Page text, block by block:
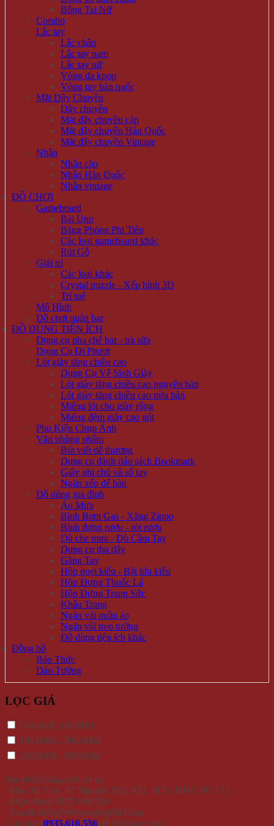
Bông Tai Nữ
Combo
Lắc tay
Lắc chân
Lắc tay nam
Lắc tay nữ
Vòng da kpop
Vòng tay hàn quốc
Mặt Dây Chuyền
Dây chuyền
Mặt dây chuyền cặp
Mặt dây chuyền Hàn Quốc
Mặt dây chuyền Vintage
Nhẫn
Nhẫn cặp
Nhẫn Hàn Quốc
Nhẫn vintage
ĐỒ CHƠI
Gameboard
Bài Uno
Bảng Phóng Phi Tiêu
Các loại gameboard khác
Rút Gỗ
Giải trí
Các loại khác
Crystal puzzle - Xếp hình 3D
Trí tuệ
Mô Hình
Đồ chơi quán bar
ĐỒ DÙNG TIỆN ÍCH
Dụng cụ pha chế bar - trà sữa
Dụng Cụ Đi Phượt
Lót giày tăng chiều cao
Dụng Cụ Vệ Sinh Giày
Lót giày tăng chiều cao nguyên bàn
Lót giày tăng chiều cao nửa bàn
Miếng lót cho giày rộng
Miếng đệm giày cao gót
Phụ Kiện Chụp Ảnh
Văn phòng phẩm
Bút viết dễ thương
Dụng cụ đánh dấu sách Bookmark
Giấy ghi chú và sổ tay
Ngăn xếp để bàn
Đồ dùng gia đình
Áo Mưa
Bình Bơm Gas - Xăng Zippo
Bình đựng rượu - rót rượu
Dù che mưa - Dù Cầm Tay
Dụng cụ thu dây
Găng Tay
Hộp quẹt kiểu - Bật lửa kiểu
Hộp Đựng Thuốc Lá
Hộp Đựng Trang Sức
Khẩu Trang
Ngăn vải quần áo
Ngăn vải treo tường
Đồ dùng tiện ích khác
Đồng hồ
Báo Thức
Dán Tường
LỌC GIÁ
Giá dưới 100.000đ
100.000đ - 200.000đ
200.000đ - 500.000đ
Sản phẩm đang sẵn có tại
- Địa chỉ: 714 / 17 Nguyễn Trãi, P.11, Q.5 ( NHÀ SỐ 17 )
- Điện thoại: 0935 616 536
- Email: Info@Winwinshop88.Com
Gọi ngay 0935.616.536 để đặt hàng ngay.